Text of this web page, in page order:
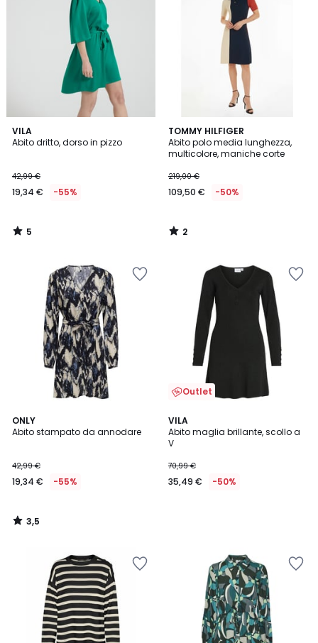
VILA
Abito dritto, dorso in pizzo
42,99 €
19,34 € -55%
5
/
5
/
TOMMY HILFIGER
Abito polo media lunghezza,
multicolore, maniche corte
219,00 €
109,50 € -50%
2
/
5
2
/
ONLY
Abito stampato da annodare
42,99 €
19,34 € -55%
3,5
/ 5
3,5
/
Outlet
VILA
Abito maglia brillante, scollo a
V
70,99 €
35,49 € -50%